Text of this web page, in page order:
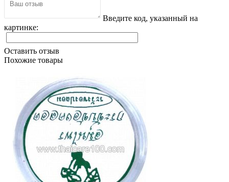
Введите код, указанный на
картинке:
Оставить отзыв
Похожие товары